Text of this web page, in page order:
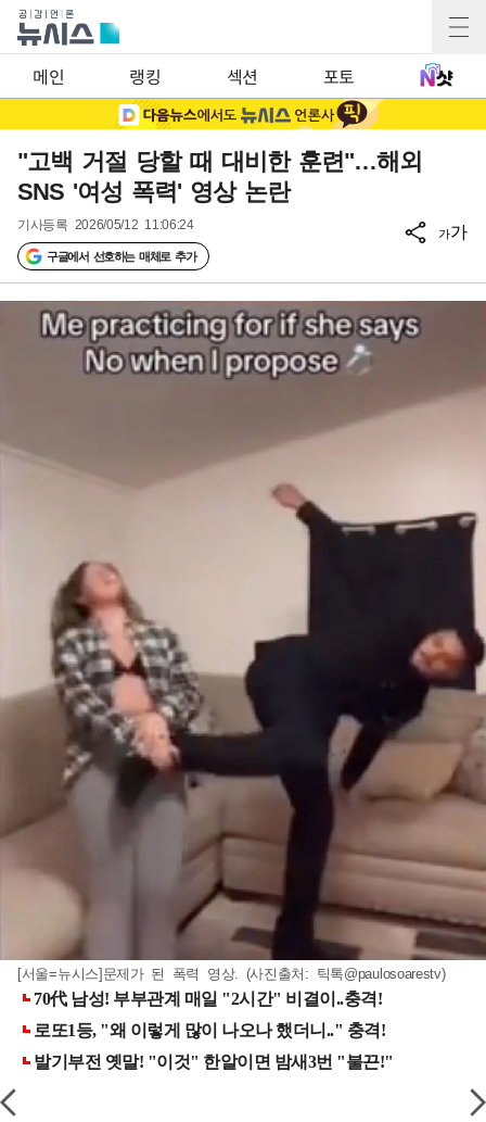
메인 랭킹 섹션 포토
"고백 거절 당할 때 대비한 훈련"…해외
SNS '여성 폭력' 영상 논란
기사등록 2026/05/12 11:06:24
구글에서 선호하는 매체로 추가
가가
[서울=뉴시스]문제가 된 폭력 영상. (사진출처: 틱톡@paulosoarestv)